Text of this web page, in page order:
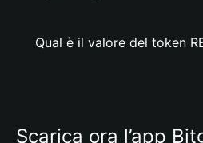
Qual è il valore del token
Scarica ora l’app